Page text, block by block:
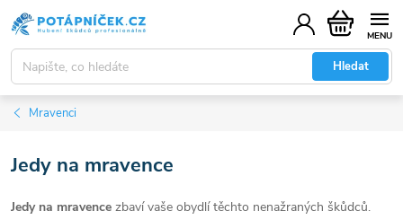
Přejít
na
obsah
Hledat
Nákupní
košík
Mravenci
Jedy na mravence
Jedy na mravence zbaví vaše obydlí těchto nenažraných škůdců.